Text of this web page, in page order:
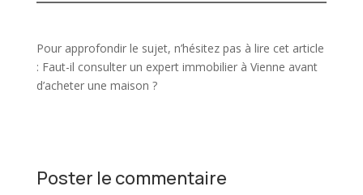
Pour approfondir le sujet, n’hésitez pas à lire cet article
: Faut-il consulter un expert immobilier à Vienne avant
d’acheter une maison ?
Poster le commentaire